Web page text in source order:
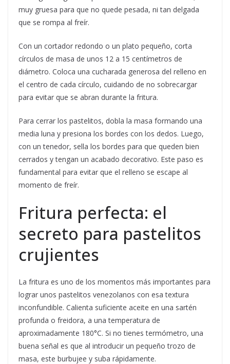
muy gruesa para que no quede pesada, ni tan delgada
que se rompa al freír.
Con un cortador redondo o un plato pequeño, corta
círculos de masa de unos 12 a 15 centímetros de
diámetro. Coloca una cucharada generosa del relleno en
el centro de cada círculo, cuidando de no sobrecargar
para evitar que se abran durante la fritura.
Para cerrar los pastelitos, dobla la masa formando una
media luna y presiona los bordes con los dedos. Luego,
con un tenedor, sella los bordes para que queden bien
cerrados y tengan un acabado decorativo. Este paso es
fundamental para evitar que el relleno se escape al
momento de freír.
Fritura perfecta: el
secreto para pastelitos
crujientes
La fritura es uno de los momentos más importantes para
lograr unos pastelitos venezolanos con esa textura
inconfundible. Calienta suficiente aceite en una sartén
profunda o freidora, a una temperatura de
aproximadamente 180°C. Si no tienes termómetro, una
buena señal es que al introducir un pequeño trozo de
masa, este burbujee y suba rápidamente.